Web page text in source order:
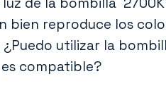
bien reproduce los
¿Puedo utilizar la
compatible?